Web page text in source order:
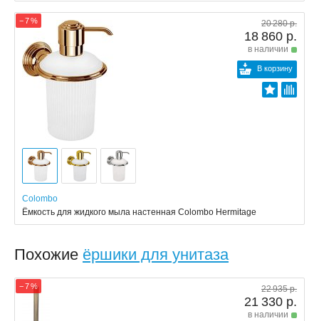
− 7 % 20 280 р.
18 860 р.
в наличии
В корзину
Colombo
Ёмкость для жидкого мыла настенная Colombo Hermitage
Похожие ёршики для унитаза
− 7 % 22 935 р.
21 330 р.
в наличии